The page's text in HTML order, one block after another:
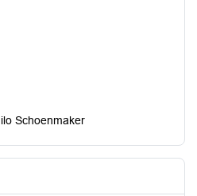
Schoenmaker